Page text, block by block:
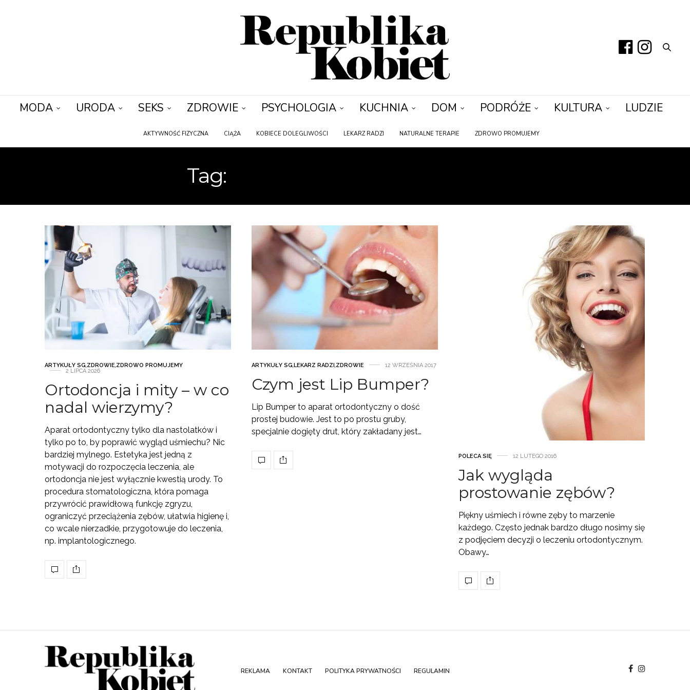
MODA URODA SEKS ZDROWIE PSYCHOLOGIA KUCHNIA DOM PODRÓŻE KULTURA LUDZIE
AKTYWNOŚĆ FIZYCZNA CIĄŻA KOBIECE DOLEGLIWOŚCI LEKARZ RADZI NATURALNE TERAPIE ZDROWO PROMUJEMY
Tag:
ARTYKUŁY SG,ZDROWIE,ZDROWO PROMUJEMY
2 LIPCA 2026
Ortodoncja i mity – w co
nadal wierzymy?
Aparat ortodontyczny tylko dla nastolatków i
tylko po to, by poprawić wygląd uśmiechu? Nic
bardziej mylnego. Estetyka jest jedną z
motywacji do rozpoczęcia leczenia, ale
ortodoncja nie jest wyłącznie kwestią urody. To
procedura stomatologiczna, która pomaga
przywrócić prawidłową funkcję zgryzu,
ograniczyć przeciążenia zębów, ułatwia higienę i,
co wcale nierzadkie, przygotowuje do leczenia,
np. implantologicznego.
ARTYKUŁY SG,LEKARZ RADZI,ZDROWIE 12 WRZEŚNIA 2017
Czym jest Lip Bumper?
Lip Bumper to aparat ortodontyczny o dość
prostej budowie. Jest to po prostu gruby,
specjalnie dogięty drut, który zakładany jest…
POLECA SIĘ 12 LUTEGO 2016
Jak wygląda
prostowanie zębów?
Piękny uśmiech i równe zęby to marzenie
każdego. Często jednak bardzo długo nosimy się
z podjęciem decyzji o leczeniu ortodontycznym.
Obawy…
REKLAMA KONTAKT POLITYKA PRYWATNOŚCI REGULAMIN